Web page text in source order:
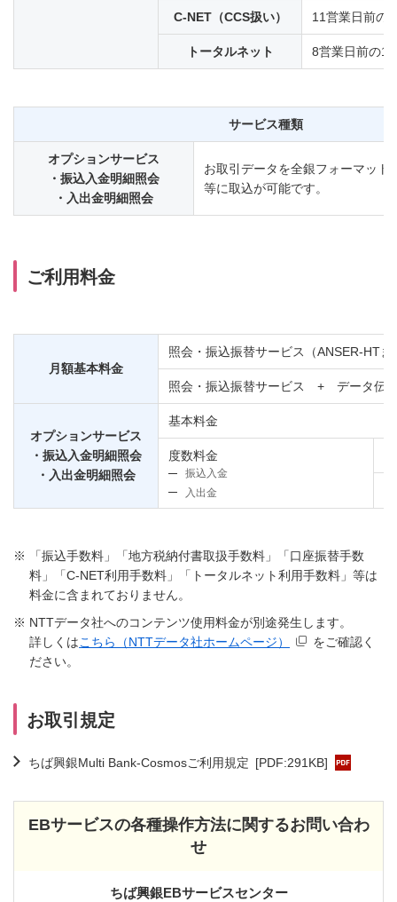
C-NET（CCS扱い） 11営業日前の
トータルネット 8営業日前の
サービス種類
オプションサービス
・振込入金明細照会
・入出金明細照会
お取引データを全銀フォーマット
等に取込が可能です。
ご利用料金
月額基本料金
照会・振込振替サービス（ANSER-HTま
照会・振込振替サービス + データ伝
オプションサービス
・振込入金明細照会
・入出金明細照会
基本料金
度数料金
振込入金
入出金
※
「振込手数料」「地方税納付書取扱手数料」「口座振替手数
料」「C-NET利用手数料」「トータルネット利用手数料」等は
料金に含まれておりません。
※ NTTデータ社へのコンテンツ使用料金が別途発生します。
詳しくはこちら（NTTデータ社ホームページ）
をご確認く
ださい。
お取引規定
ちば興銀Multi Bank-Cosmosご利用規定 [PDF:291KB]
EBサービスの各種操作方法に関するお問い合わ
せ
ちば興銀EBサービスセンター